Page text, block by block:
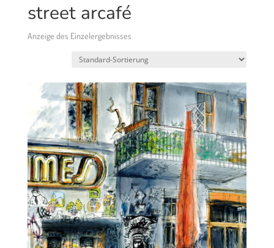
street arcafé
Anzeige des Einzelergebnisses